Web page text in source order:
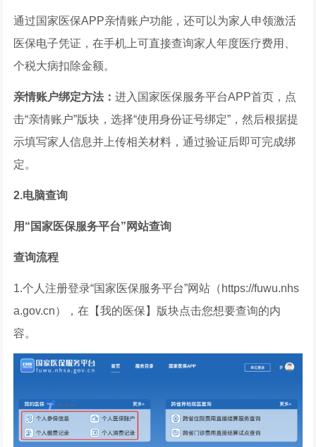
通过国家医保APP亲情账户功能，还可以为家人申领激活
医保电子凭证，在手机上可直接查询家人年度医疗费用、
个税大病扣除金额。
亲情账户绑定方法：进入国家医保服务平台APP首页，点
击“亲情账户”版块，选择“使用身份证号绑定”，然后根据提
示填写家人信息并上传相关材料，通过验证后即可完成绑
定。
2.电脑查询
用“国家医保服务平台”网站查询
查询流程
1.个人注册登录“国家医保服务平台”网站（https://fuwu.nhs
a.gov.cn），在【我的医保】版块点击您想要查询的内
容。